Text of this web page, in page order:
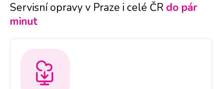
Servisní opravy v Praze i celé ČR do pár
minut